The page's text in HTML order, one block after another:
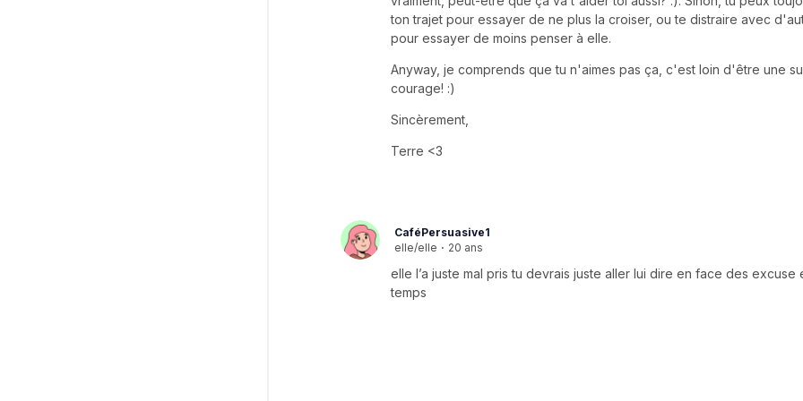
ton trajet pour essayer de ne plus la croiser, ou te distraire avec
pour essayer de moins penser à elle.
Anyway, je comprends que tu n'aimes pas ça, c'est loin d'être une
courage! :)
Sincèrement,
Terre <3
CaféPersuasive1
elle/elle · 20 ans
elle l’a juste mal pris tu devrais juste aller lui dire en face des excuse
temps